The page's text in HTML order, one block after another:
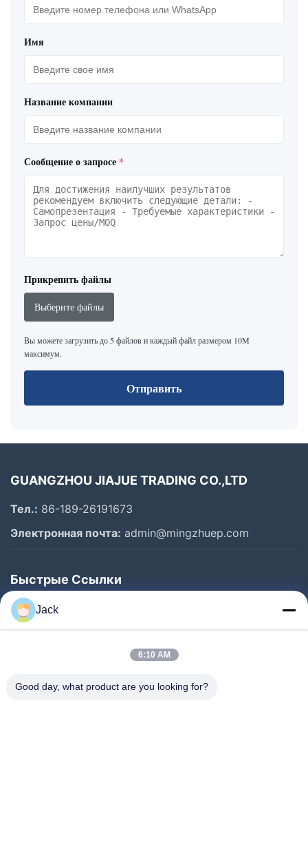
Имя
Название компании
Сообщение о запросе *
Прикрепить файлы
Выберите файлы
Вы можете загрузить до 5 файлов и каждый файл размером 10M
максимум.
Отправить
GUANGZHOU JIAJUE TRADING CO.,LTD
Тел.: 86-189-26191673
Электронная почта: admin@mingzhuep.com
Быстрые Ссылки
Домой
Продукты
Экскурсия По Заводу
Jack
6:10 AM
Good day, what product are you looking for?